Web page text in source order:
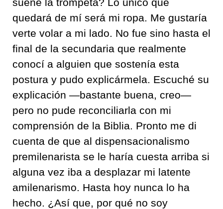
quedará de mí será mi ropa. Me gustaría
verte volar a mi lado. No fue sino hasta el
final de la secundaria que realmente
conocí a alguien que sostenía esta
postura y pudo explicármela. Escuché su
explicación —bastante buena, creo—
pero no pude reconciliarla con mi
comprensión de la Biblia. Pronto me di
cuenta de que al dispensacionalismo
premilenarista se le haría cuesta arriba si
alguna vez iba a desplazar mi latente
amilenarismo. Hasta hoy nunca lo ha
hecho. ¿Así que, por qué no soy